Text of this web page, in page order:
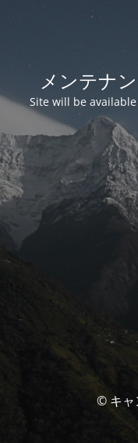
メンテナ
Site will be
© キャ